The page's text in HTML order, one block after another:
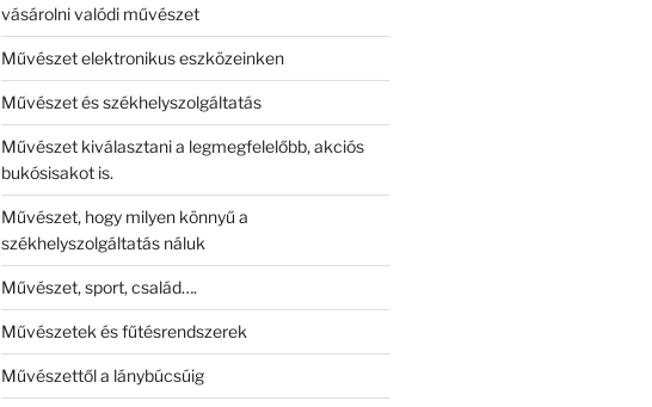
vásárolni valódi művészet
Művészet elektronikus eszközeinken
Művészet és székhelyszolgáltatás
Művészet kiválasztani a legmegfelelőbb, akciós
bukósisakot is.
Művészet, hogy milyen könnyű a
székhelyszolgáltatás náluk
Művészet, sport, család….
Művészetek és fűtésrendszerek
Művészettől a lánybúcsúig